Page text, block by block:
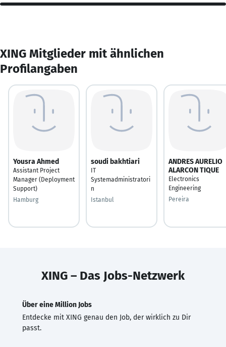
XING Mitglieder mit ähnlichen
Profilangaben
Yousra Ahmed
Assistant Project
Manager (Deployment
Support)
Hamburg
soudi bakhtiari
IT
Systemadministratori
n
Istanbul
ANDRES AURELIO
ALARCON TIQUE
Electronics
Engineering
Pereira
XING – Das Jobs-Netzwerk
Über eine Million Jobs
Entdecke mit XING genau den Job, der wirklich zu Dir
passt.